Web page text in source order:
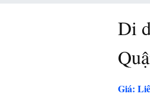
Di
Giá: